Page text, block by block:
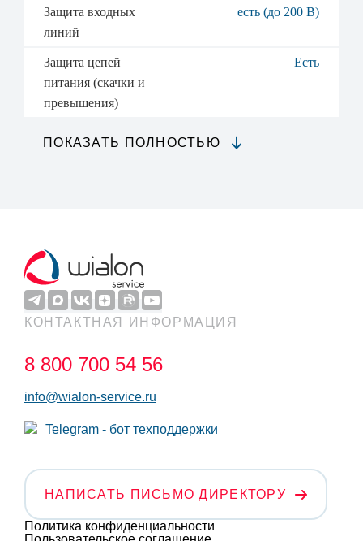
Защита входных
линий
есть (до 200 В)
Защита цепей
питания (скачки и
превышения)
Есть
ПОКАЗАТЬ ПОЛНОСТЬЮ
КОНТАКТНАЯ ИНФОРМАЦИЯ
8 800 700 54 56
info@wialon-service.ru
Telegram - бот техподдержки
НАПИСАТЬ ПИСЬМО ДИРЕКТОРУ
Политика конфиденциальности